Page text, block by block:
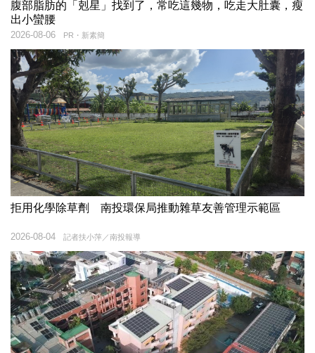
腹部脂肪的「剋星」找到了，常吃這幾物，吃走大肚囊，瘦
出小蠻腰
PR・新素簡
2026-08-06
拒用化學除草劑 南投環保局推動雜草友善管理示範區
記者扶小萍／南投報導
2026-08-04